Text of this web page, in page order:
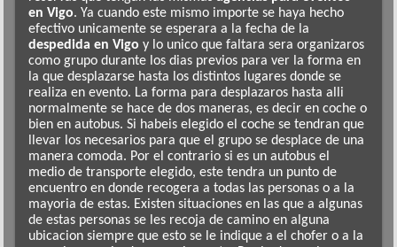
en Vigo. Ya cuando este mismo importe se haya hecho
efectivo unicamente se esperara a la fecha de la
despedida en Vigo y lo unico que faltara sera organizaros
como grupo durante los dias previos para ver la forma en
la que desplazarse hasta los distintos lugares donde se
realiza en evento. La forma para desplazaros hasta alli
normalmente se hace de dos maneras, es decir en coche o
bien en autobus. Si habeis elegido el coche se tendran que
llevar los necesarios para que el grupo se desplace de una
manera comoda. Por el contrario si es un autobus el
medio de transporte elegido, este tendra un punto de
encuentro en donde recogera a todas las personas o a la
mayoria de estas. Existen situaciones en las que a algunas
de estas personas se les recoja de camino en alguna
ubicacion siempre que esto se le indique a el chofer o a la